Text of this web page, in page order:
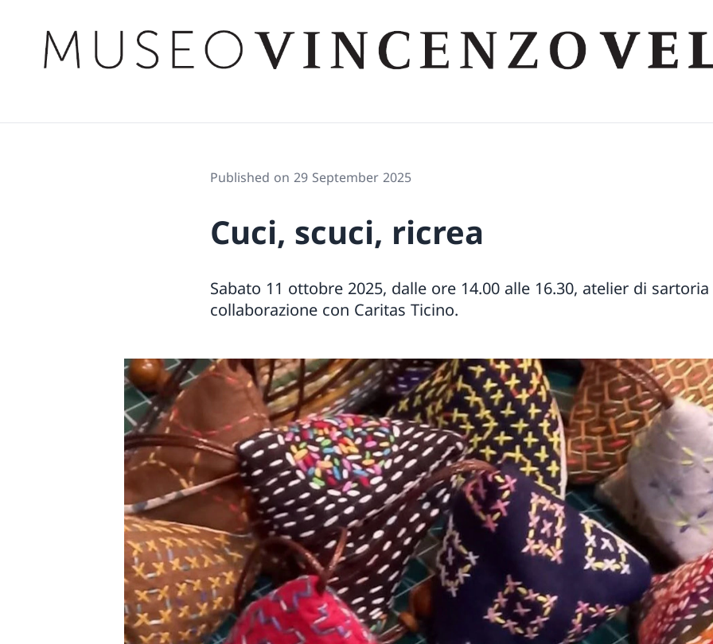
Published on 29 September 2025
Cuci, scuci, ricrea
Sabato 11 ottobre 2025, dalle ore 14.00 alle 16.30, atelier di
collaborazione con Caritas Ticino.